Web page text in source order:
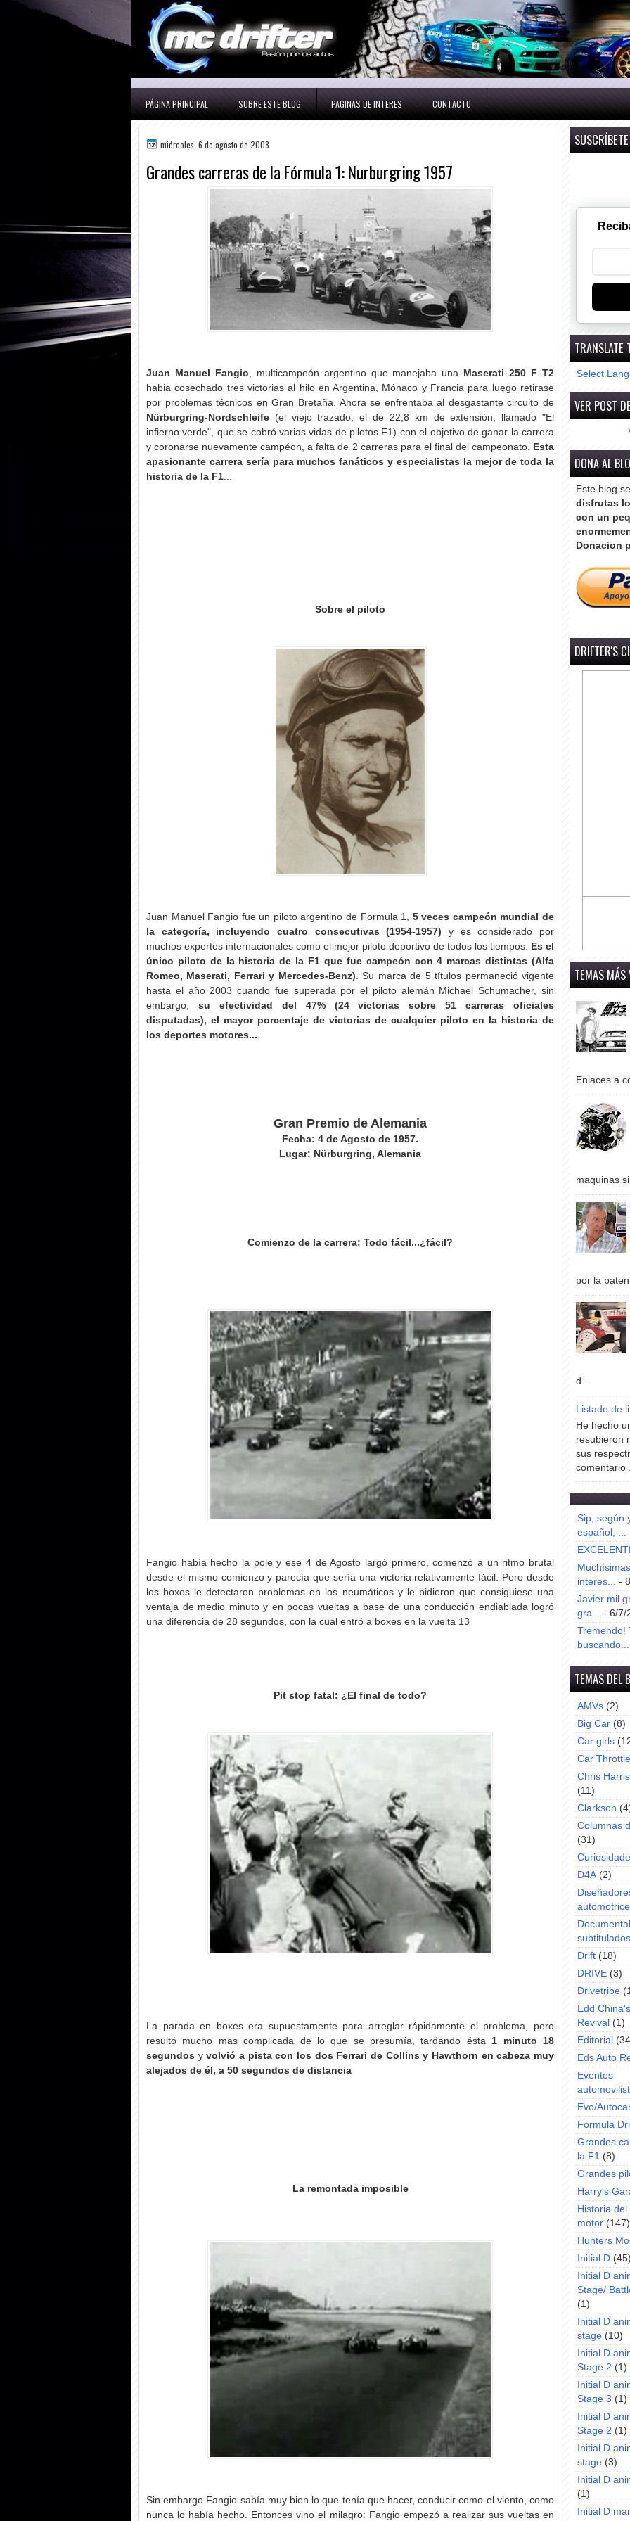
PÁGINA PRINCIPAL SOBRE ESTE BLOG PAGINAS DE INTERES CONTACTO
miércoles, 6 de agosto de 2008
Grandes carreras de la Fórmula 1: Nurburgring 1957
Juan Manuel Fangio , multicampeón argentino que manejaba una
Maserati 250 F T2
habia cosechado tres victorias al hilo en Argentina, Mónaco y Francia para luego retirase
por problemas técnicos en Gran Bretaña. Ahora se enfrentaba al desgastante circuito de
Nürburgring-Nordschleife (el viejo trazado, el de 22,8 km de extensión, llamado "El
infierno verde", que se cobró varias vidas de pilotos F1) con el objetivo de ganar la carrera
y coronarse nuevamente campéon, a falta de 2 carreras para el final del campeonato.
Esta
apasionante carrera sería para muchos fanáticos y especialistas la mejor de toda la
historia de la F1
Sobre el piloto
Juan Manuel Fangio fue un piloto argentino de Formula 1, 5 veces campeón mundial de
la categoría, incluyendo cuatro consecutivas (1954-1957) y es considerado por
muchos expertos internacionales como el mejor piloto deportivo de todos los tiempos.
Es el
único piloto de la historia de la F1 que fue campeón con 4 marcas distintas (Alfa
Romeo, Maserati, Ferrari y Mercedes-Benz) . Su marca de 5 títulos permaneció vigente
hasta el año 2003 cuando fue superada por el piloto alemán Michael Schumacher, sin
embargo, su efectividad del 47% (24 victorias sobre 51 carreras oficiales
disputadas), el mayor porcentaje de victorias de cualquier piloto en la historia de
los deportes motores...
Gran Premio de Alemania
Fecha: 4 de Agosto de 1957.
Lugar: Nürburgring, Alemania
Comienzo de la carrera: Todo fácil...¿fácil?
Fangio había hecho la pole y ese 4 de Agosto largó primero, comenzó a un ritmo brutal
desde el mismo comienzo y parecía que sería una victoria relativamente fácil. Pero desde
los boxes le detectaron problemas en los neumáticos y le pidieron que consiguiese una
ventaja de medio minuto y en pocas vueltas a base de una conducción endiablada logró
una diferencia de 28 segundos, con la cual entró a boxes en la vuelta 13
Pit stop fatal: ¿El final de todo?
La parada en boxes era supuestamente para arreglar rápidamente el problema, pero
resultó mucho mas complicada de lo que se presumía, tardando ésta 1 minuto 18
segundos yvolvió a pista con los dos Ferrari de Collins y Hawthorn en cabeza muy
alejados de él, a 50 segundos de distancia
La remontada imposible
Sin embargo Fangio sabía muy bien lo que tenía que hacer, conducir como el viento, como
nunca lo había hecho. Entonces vino el milagro: Fangio empezó a realizar sus vueltas en
TRANSLATE
Select
VER POST
DONA AL
Este blog
disfrutas
con un
Donacion
DRIFTER'S
TEMAS MÁS
Enlaces a
maquinas
por la
d...
Listado de
He hecho
resubieron
sus
comentario
Sip, según
español, ...
interes... -
Javier mil
gra... - 6/7/
Tremendo!
buscando...
TEMAS DEL
AMVs (2)
Big Car (8)
Car girls
Car Throttle
Chris
(11)
Clarkson
Columnas
(31)
D4A (2)
subtitulados
Drift (18)
DRIVE (3)
Drivetribe
Edd
Revival (1)
Editorial
Eds Auto
Eventos
Evo/
Formula
Grandes
la F1 (8)
Grandes
Harry's
Historia
motor (147)
Hunters
Initial D
Initial D
Stage/
(1)
Initial D
stage (10)
Initial D
Stage 2 (1)
Initial D
Stage 3 (1)
Initial D
Stage 2 (1)
Initial D
stage (3)
Initial D
(1)
Initial D